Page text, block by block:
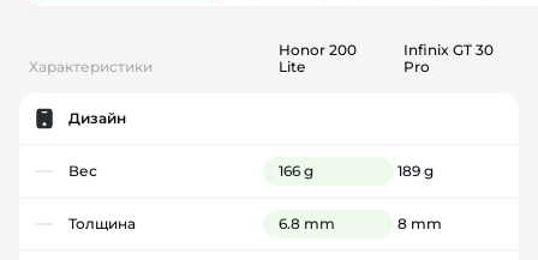
Характеристики
Honor 200
Lite
Infinix GT 30
Pro
Дизайн
Вес 166 g 189 g
Толщина 6.8 mm 8 mm